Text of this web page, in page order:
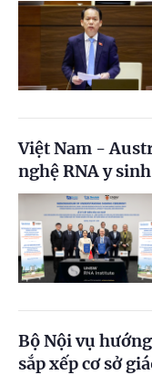
Việt Nam -
nghệ RNA y sinh
Bộ Nội vụ
sắp xếp cơ sở